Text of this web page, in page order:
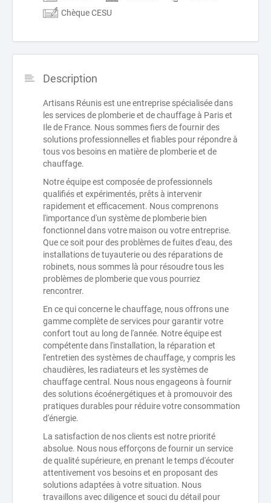
Chèque CESU
Description
Artisans Réunis est une entreprise spécialisée dans
les services de plomberie et de chauffage à Paris et
Ile de France. Nous sommes fiers de fournir des
solutions professionnelles et fiables pour répondre à
tous vos besoins en matière de plomberie et de
chauffage.
Notre équipe est composée de professionnels
qualifiés et expérimentés, prêts à intervenir
rapidement et efficacement. Nous comprenons
l'importance d'un système de plomberie bien
fonctionnel dans votre maison ou votre entreprise.
Que ce soit pour des problèmes de fuites d'eau, des
installations de tuyauterie ou des réparations de
robinets, nous sommes là pour résoudre tous les
problèmes de plomberie que vous pourriez
rencontrer.
En ce qui concerne le chauffage, nous offrons une
gamme complète de services pour garantir votre
confort tout au long de l'année. Notre équipe est
compétente dans l'installation, la réparation et
l'entretien des systèmes de chauffage, y compris les
chaudières, les radiateurs et les systèmes de
chauffage central. Nous nous engageons à fournir
des solutions écoénergétiques et à promouvoir des
pratiques durables pour réduire votre consommation
d'énergie.
La satisfaction de nos clients est notre priorité
absolue. Nous nous efforçons de fournir un service
de qualité supérieure, en prenant le temps d'écouter
attentivement vos besoins et en proposant des
solutions adaptées à votre situation. Nous
travaillons avec diligence et souci du détail pour